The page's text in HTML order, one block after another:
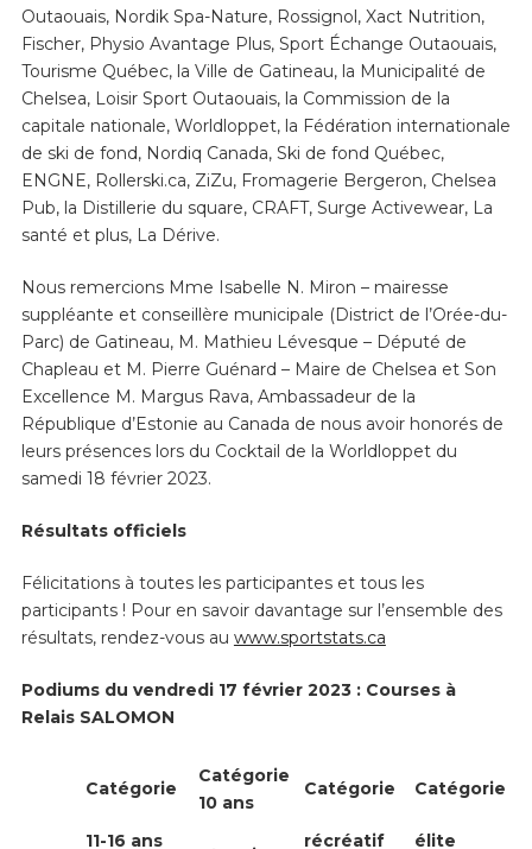
Outaouais, Nordik Spa-Nature, Rossignol, Xact Nutrition,
Fischer, Physio Avantage Plus, Sport Échange Outaouais,
Tourisme Québec, la Ville de Gatineau, la Municipalité de
Chelsea, Loisir Sport Outaouais, la Commission de la
capitale nationale, Worldloppet, la Fédération internationale
de ski de fond, Nordiq Canada, Ski de fond Québec,
ENGNE, Rollerski.ca, ZiZu, Fromagerie Bergeron, Chelsea
Pub, la Distillerie du square, CRAFT, Surge Activewear, La
santé et plus, La Dérive.
Nous remercions Mme Isabelle N. Miron – mairesse
suppléante et conseillère municipale (District de l’Orée-du-
Parc) de Gatineau, M. Mathieu Lévesque – Député de
Chapleau et M. Pierre Guénard – Maire de Chelsea et Son
Excellence M. Margus Rava, Ambassadeur de la
République d’Estonie au Canada de nous avoir honorés de
leurs présences lors du Cocktail de la Worldloppet du
samedi 18 février 2023.
Résultats officiels
Félicitations à toutes les participantes et tous les
participants ! Pour en savoir davantage sur l’ensemble des
résultats, rendez-vous au www.sportstats.ca
Podiums du vendredi 17 février 2023 : Courses à
Relais SALOMON
Catégorie
11-16 ans
Catégorie
10 ans
Catégorie
récréatif
Catégorie
élite